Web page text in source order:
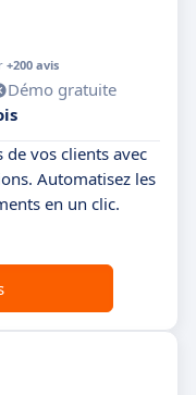
+200 avis
Démo gratuite
vos clients avec
Automatisez les
en un clic.